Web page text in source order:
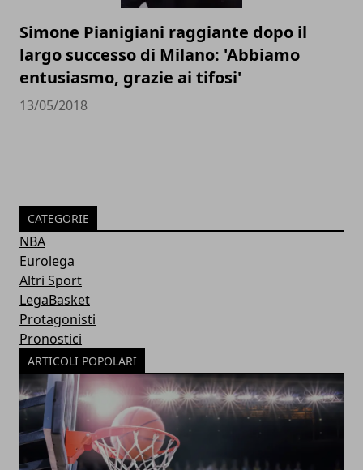
Simone Pianigiani raggiante dopo il
largo successo di Milano: 'Abbiamo
entusiasmo, grazie ai tifosi'
13/05/2018
CATEGORIE
NBA
Eurolega
Altri Sport
LegaBasket
Protagonisti
Pronostici
ARTICOLI POPOLARI